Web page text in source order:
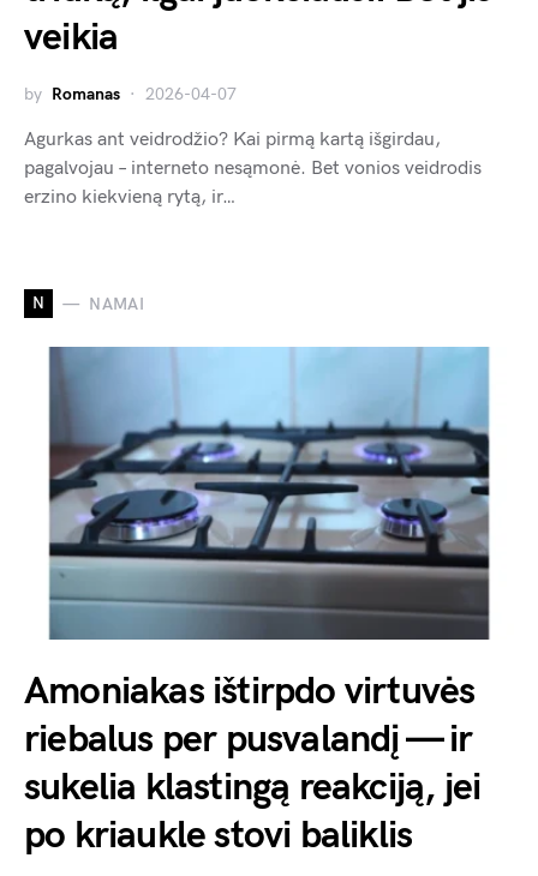
veikia
by Romanas 2026-04-07
Agurkas ant veidrodžio? Kai pirmą kartą išgirdau,
pagalvojau – interneto nesąmonė. Bet vonios veidrodis
erzino kiekvieną rytą, ir…
N NAMAI
Amoniakas ištirpdo virtuvės
riebalus per pusvalandį — ir
sukelia klastingą reakciją, jei
po kriaukle stovi baliklis